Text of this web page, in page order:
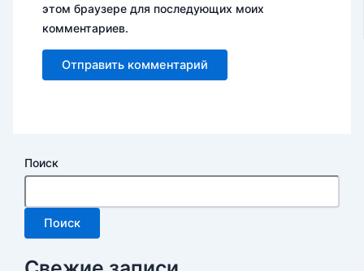
этом браузере для последующих моих
комментариев.
Поиск
Поиск